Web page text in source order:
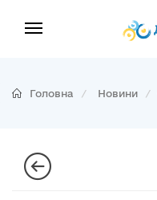
Головна Новини